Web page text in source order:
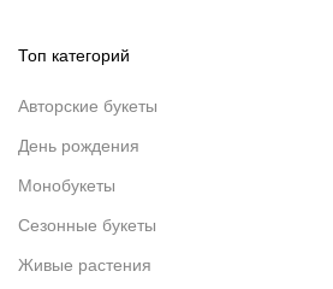
Топ категорий
Авторские букеты
День рождения
Монобукеты
Сезонные букеты
Живые растения